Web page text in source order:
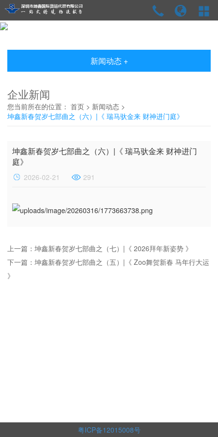
新闻动态 +
企业新闻
您当前所在的位置： 首页 > 新闻动态 >
坤鑫新春贺岁七部曲之（六）|《 瑞马驮金来 财神进门庭》
坤鑫新春贺岁七部曲之（六）|《 瑞马驮金来 财神进门
庭》
2026-02-21 291
上一篇：坤鑫新春贺岁七部曲之（七）|《 2026拜年新姿势 》
下一篇：坤鑫新春贺岁七部曲之（五）|《 Zoo舞贺新春 马年行大运
》
粤ICP备12015008号